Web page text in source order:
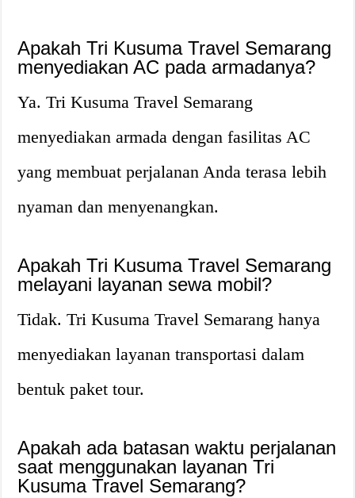
Apakah Tri Kusuma Travel Semarang
menyediakan AC pada armadanya?
Ya. Tri Kusuma Travel Semarang
menyediakan armada dengan fasilitas AC
yang membuat perjalanan Anda terasa lebih
nyaman dan menyenangkan.
Apakah Tri Kusuma Travel Semarang
melayani layanan sewa mobil?
Tidak. Tri Kusuma Travel Semarang hanya
menyediakan layanan transportasi dalam
bentuk paket tour.
Apakah ada batasan waktu perjalanan
saat menggunakan layanan Tri
Kusuma Travel Semarang?